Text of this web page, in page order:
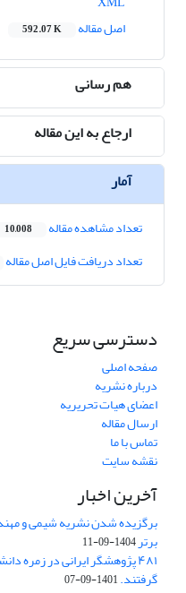
اصل مقاله
592.07 K
هم رسانی
ارجاع به این مقاله
آمار
تعداد مشاهده مقاله 10,008
تعداد دریافت فایل اصل مقاله
دسترسی سریع
صفحه اصلی
درباره نشریه
اعضای هیات تحریریه
ارسال مقاله
تماس با ما
نقشه سایت
آخرین اخبار
برگزیده شدن نشریه شیمی و
برتر1404-09-11
۴۸۱ پژوهشگر ایرانی در زمره
گرفتند.1401-09-07